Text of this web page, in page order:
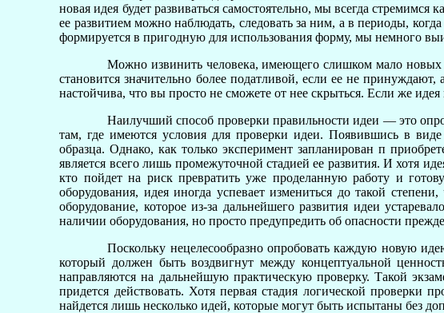
новая идея будет развиваться самостоятельно, мы всегда
ее развитием можно наблюдать, следовать за ним, а в периоды,
формируется в пригодную для использования форму, мы немного
Можно извинить человека, имеющего слишком мало новых
становится значительно более податливой, если ее не
настойчива, что вы просто не сможете от нее скрыться. Если же
Наилучший способ проверки правильности идеи — это
там, где имеются условия для проверки идеи. Появившись в
образца. Однако, как только эксперимент запланирован п
является всего лишь промежуточной стадией ее развития. И хотя
кто пойдет на риск превратить уже проделанную работу и
оборудования, идея иногда успевает измениться до такой
оборудование, которое из-за дальнейшего развития идеи
наличии оборудования, но просто предупредить об опасности
Поскольку нецелесообразно опробовать каждую новую
который должен быть воздвигнут между концептуальной
направляются на дальнейшую практическую проверку. Такой
придется действовать. Хотя первая стадия логической
найдется лишь несколько идей, которые могут быть испытаны без